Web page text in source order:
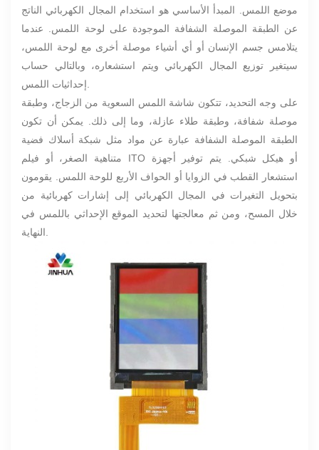
موضع اللمس. المبدأ الأساسي هو استخدام المجال الكهربائي الناتج
عن الطبقة الموصلة الشفافة الموجودة على لوحة اللمس. عندما
يتلامس جسم الإنسان أو أي أشياء موصلة أخرى مع لوحة اللمس،
سيتغير توزيع المجال الكهربائي ويتم استشعاره، وبالتالي حساب
على وجه التحديد، تتكون شاشة اللمس السعوية من الزجاج، وطبقة
موصلة شفافة، وطبقة طلاء عازلة، وما إلى ذلك. يمكن أن تكون
الطبقة الموصلة الشفافة عبارة عن مواد مثل شبكة أسلاك فضية
متناهية الصغر، أو فيلم ITO أو هيكل شبكي. يتم توفير أجهزة
استشعار القطب في الزوايا أو الحواف الأربع للوحة اللمس. يقومون
بتحويل التغيرات في المجال الكهربائي إلى إشارات كهربائية من
خلال المسح، ومن ثم معالجتها لتحديد الموقع الإحداثي باللمس في